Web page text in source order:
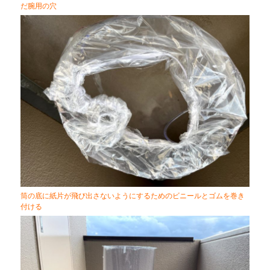
だ腕用の穴
筒の底に紙片が飛び出さないようにするためのビニールとゴムを巻き
付ける